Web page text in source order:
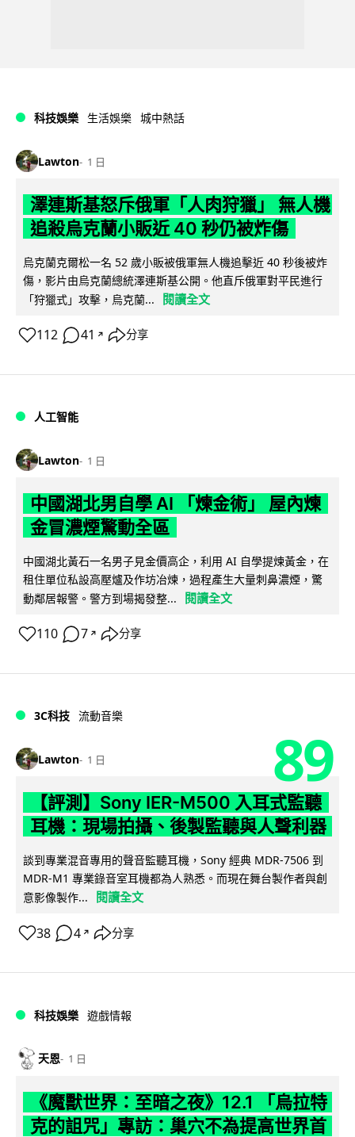
科技娛樂 生活娛樂 城中熱話
Lawton 1 日
澤連斯基怒斥俄軍「人肉狩獵」 無人機
追殺烏克蘭小販近 40 秒仍被炸傷
烏克蘭克爾松一名 52 歲小販被俄軍無人機追擊近 40 秒後被炸
傷，影片由烏克蘭總統澤連斯基公開。他直斥俄軍對平民進行
「狩獵式」攻擊，烏克蘭...
閱讀全文
112 41 ↗ 分享
人工智能
Lawton 1 日
中國湖北男自學 AI 「煉金術」 屋內煉
金冒濃煙驚動全區
中國湖北黃石一名男子見金價高企，利用 AI 自學提煉黃金，在
租住單位私設高壓爐及作坊冶煉，過程產生大量刺鼻濃煙，驚
動鄰居報警。警方到場揭發整...
閱讀全文
110 7 ↗ 分享
3C科技 流動音樂
Lawton 1 日 89
【評測】Sony IER-M500 入耳式監聽
耳機：現場拍攝、後製監聽與人聲利器
談到專業混音專用的聲音監聽耳機，Sony 經典 MDR-7506 到
MDR-M1 專業錄音室耳機都為人熟悉。而現在舞台製作者與創
意影像製作...
閱讀全文
38 4 ↗ 分享
科技娛樂 遊戲情報
天恩 1 日
《魔獸世界：至暗之夜》12.1 「烏拉特
克的詛咒」專訪：巢穴不為提高世界首